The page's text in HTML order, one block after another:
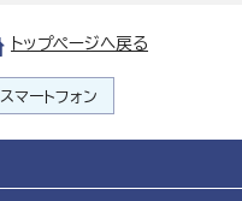
トップページへ戻る
スマートフォン